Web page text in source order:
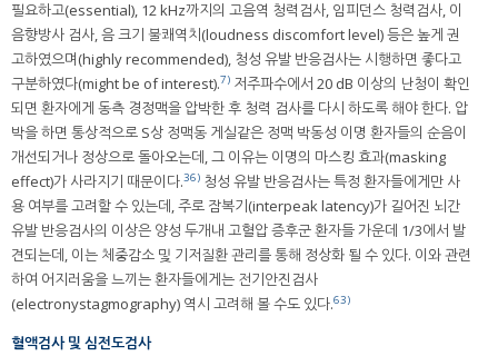
필요하고(essential), 12 kHz까지의 고음역 청력검사, 임피던스 청력검사, 이
음향방사 검사, 음 크기 불쾌역치(loudness discomfort level) 등은 높게 권
고하였으며(highly recommended), 청성 유발 반응검사는 시행하면 좋다고
구분하였다(might be of interest).7) 저주파수에서 20 dB 이상의 난청이 확인
되면 환자에게 동측 경정맥을 압박한 후 청력 검사를 다시 하도록 해야 한다. 압
박을 하면 통상적으로 S상 정맥동 게실같은 정맥 박동성 이명 환자들의 순음이
개선되거나 정상으로 돌아오는데, 그 이유는 이명의 마스킹 효과(masking
effect)가 사라지기 때문이다.36) 청성 유발 반응검사는 특정 환자들에게만 사
용 여부를 고려할 수 있는데, 주로 잠복기(interpeak latency)가 길어진 뇌간
유발 반응검사의 이상은 양성 두개내 고혈압 증후군 환자들 가운데 1/3에서 발
견되는데, 이는 체중감소 및 기저질환 관리를 통해 정상화 될 수 있다. 이와 관련
하여 어지러움을 느끼는 환자들에게는 전기안진검사
(electronystagmography) 역시 고려해 볼 수도 있다.63)
혈액검사 및 심전도검사